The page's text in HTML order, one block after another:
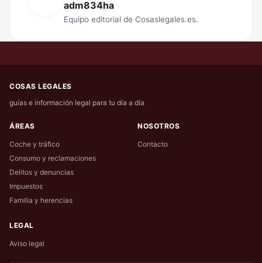
adm834ha
Equipo editorial de Cosaslegales.es.
COSAS LEGALES
guías e información legal para tu día a día
ÁREAS
Coche y tráfico
Consumo y reclamaciones
Delitos y denuncias
Impuestos
Familia y herencias
NOSOTROS
Contacto
LEGAL
Aviso legal